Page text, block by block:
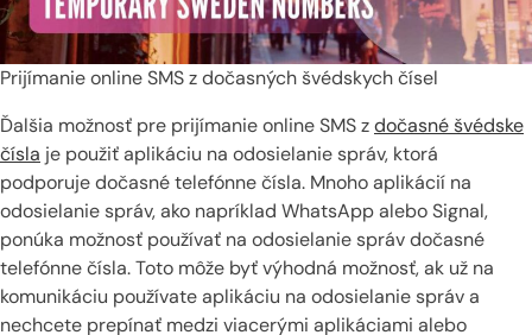
Prijímanie online SMS z dočasných švédskych čísel
Ďalšia možnosť pre prijímanie online SMS zdočasné švédske
čísla je použiť aplikáciu na odosielanie správ, ktorá
podporuje dočasné telefónne čísla. Mnoho aplikácií na
odosielanie správ, ako napríklad WhatsApp alebo Signal,
ponúka možnosť používať na odosielanie správ dočasné
telefónne čísla. Toto môže byť výhodná možnosť, ak už na
komunikáciu používate aplikáciu na odosielanie správ a
nechcete prepínať medzi viacerými aplikáciami alebo